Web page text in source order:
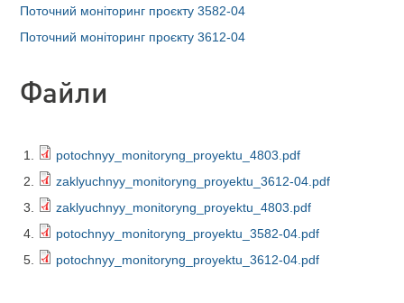
Поточний моніторинг проєкту 3582-04
Поточний моніторинг проєкту 3612-04
Файли
potochnyy_monitoryng_proyektu_4803.pdf
zaklyuchnyy_monitoryng_proyektu_3612-04.pdf
zaklyuchnyy_monitoryng_proyektu_4803.pdf
potochnyy_monitoryng_proyektu_3582-04.pdf
potochnyy_monitoryng_proyektu_3612-04.pdf